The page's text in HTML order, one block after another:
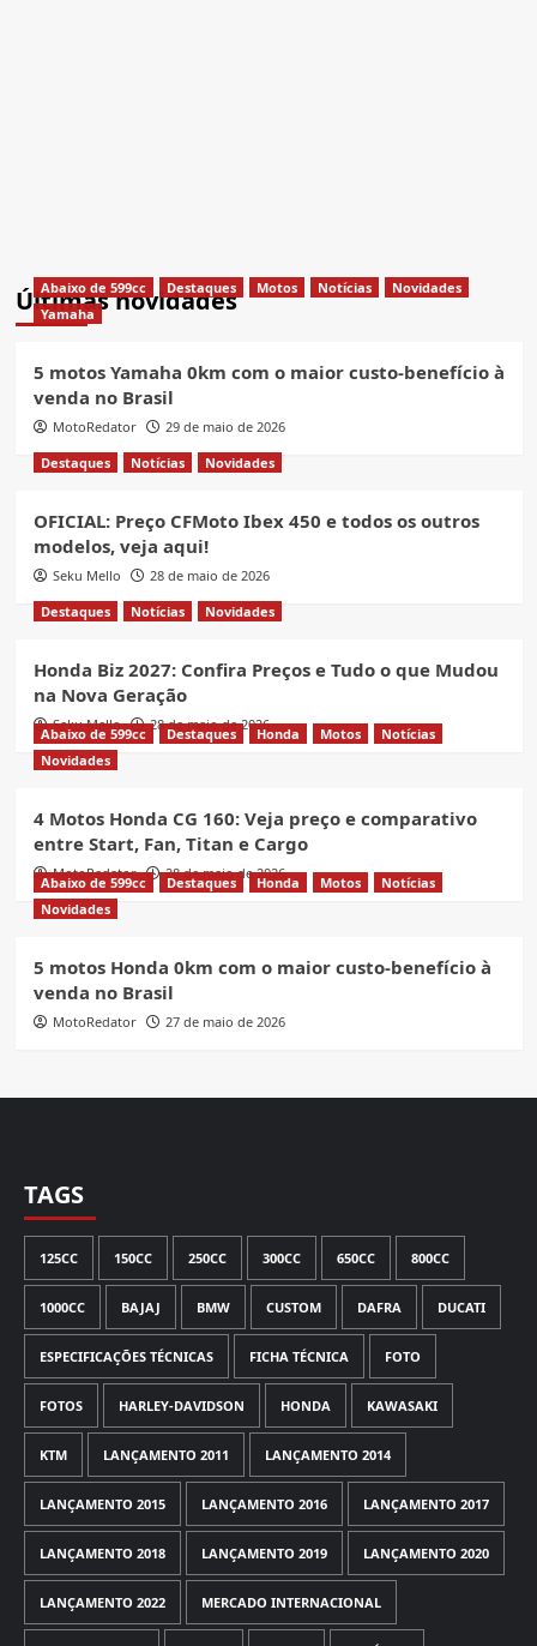
Últimas novidades
Abaixo de 599cc Destaques Motos Notícias
Novidades
Yamaha
5 motos Yamaha 0km com o maior custo-benefício à
venda no Brasil
MotoRedator
29 de maio de 2026
Destaques
Notícias Novidades
OFICIAL: Preço CFMoto Ibex 450 e todos os outros
modelos, veja aqui!
Seku Mello
28 de maio de 2026
Destaques
Notícias Novidades
Honda Biz 2027: Confira Preços e Tudo o que Mudou
na Nova Geração
Seku Mello 28 de maio de 2026
Abaixo de 599cc Destaques Honda Motos
Notícias
Novidades
4 Motos Honda CG 160: Veja preço e comparativo
entre Start, Fan, Titan e Cargo
MotoRedator 28 de maio de 2026
Abaixo de 599cc Destaques Honda Motos
Notícias
Novidades
5 motos Honda 0km com o maior custo-benefício à
venda no Brasil
MotoRedator 27 de maio de 2026
TAGS
125CC 150CC 250CC 300CC 650CC 800CC
1000CC BAJAJ BMW CUSTOM DAFRA DUCATI
ESPECIFICAÇÕES TÉCNICAS FICHA TÉCNICA FOTO
FOTOS HARLEY-DAVIDSON HONDA KAWASAKI
KTM LANÇAMENTO 2011 LANÇAMENTO 2014
LANÇAMENTO 2015 LANÇAMENTO 2016 LANÇAMENTO 2017
LANÇAMENTO 2018 LANÇAMENTO 2019 LANÇAMENTO 2020
LANÇAMENTO 2022 MERCADO INTERNACIONAL